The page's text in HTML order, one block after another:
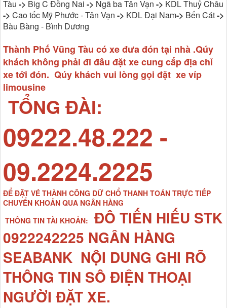
Tàu -> Big C Đồng Nai -> Ngã ba Tân Vạn -> KDL Thuỷ Châu
-> Cao tốc Mỹ Phước - Tân Vạn -> KDL Đại Nam-> Bến Cát->
Bàu Bàng - Bình Dương
Thành Phố Vũng Tàu có xe đưa đón tại nhà .Qúy
khách không phải đi đâu đặt xe cung cấp địa chỉ
xe tới đón. Qúy khách vui lòng gọi đặt xe víp
limousine
TỔNG ĐÀI:
09222.48.222 -
09.2224.2225
ĐỂ ĐẶT VÉ THÀNH CÔNG DỮ CHỔ THANH TOÁN TRỰC TIẾP
CHUYỂN KHOẢN QUA NGÂN HÀNG
THÔNG TIN TÀI KHOẢN:
ĐÔ TIẾN HIẾU STK
0922242225 NGÂN HÀNG
SEABANK NỘI DUNG GHI RÕ
THÔNG TIN SÔ ĐIỆN THOẠI
NGƯỜI ĐẶT XE.